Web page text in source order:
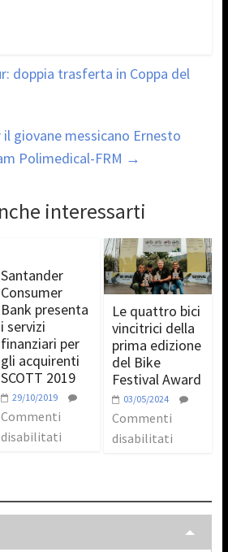
doppia trasferta in Coppa del
giovane messicano Ernesto
Polimedical-FRM →
interessarti
Santander
Consumer
Bank presenta
i servizi
finanziari per
gli acquirenti
SCOTT 2019
29/10/2019
Commenti
disabilitati
Le quattro bici
vincitrici della
prima edizione
del Bike
Festival Award
03/05/2024
Commenti
disabilitati